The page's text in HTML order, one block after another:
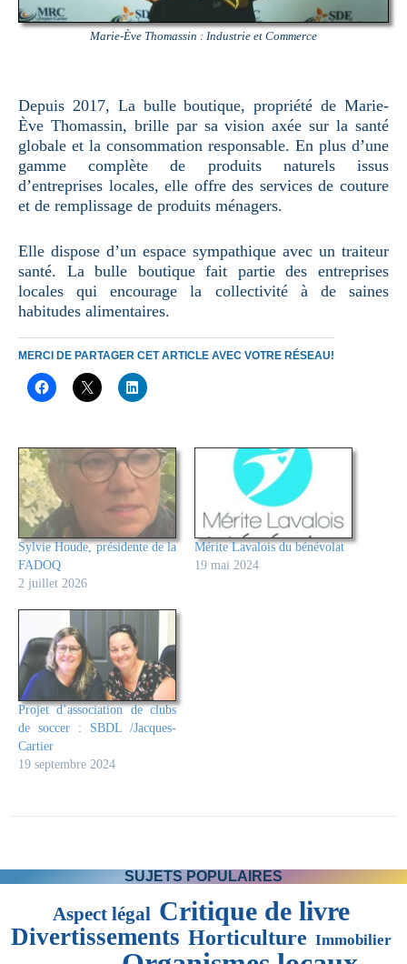
Marie-Ève Thomassin : Industrie et Commerce
Depuis 2017, La bulle boutique, propriété de Marie-
Ève Thomassin, brille par sa vision axée sur la santé
globale et la consommation responsable. En plus d’une
gamme complète de produits naturels issus
d’entreprises locales, elle offre des services de couture
et de remplissage de produits ménagers.
Elle dispose d’un espace sympathique avec un traiteur
santé. La bulle boutique fait partie des entreprises
locales qui encourage la collectivité à de saines
habitudes alimentaires.
MERCI DE PARTAGER CET ARTICLE AVEC VOTRE RÉSEAU!
Sylvie Houde, présidente de la
FADOQ
2 juillet 2026
Mérite Lavalois du bénévolat
19 mai 2024
Projet d’association de clubs
de soccer : SBDL /Jacques-
Cartier
19 septembre 2024
SUJETS POPULAIRES
Aspect légal Critique de livre
Divertissements Horticulture Immobilier